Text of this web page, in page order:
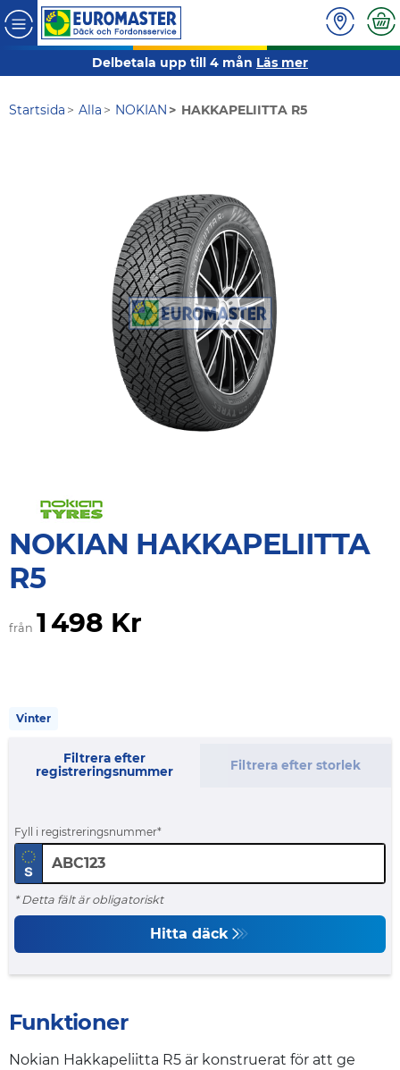
Delbetala upp till 4 mån Läs mer
Startsida Alla NOKIAN HAKKAPELIITTA R5
NOKIAN HAKKAPELIITTA
R5
från 1 498 Kr
Vinter
Filtrera efter
registreringsnummer
Filtrera efter storlek
Fyll i registreringsnummer
* Detta fält är obligatoriskt
Hitta däck
Funktioner
Nokian Hakkapeliitta R5 är konstruerat för att ge